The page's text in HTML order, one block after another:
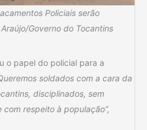
Policiais serão
Governo do Tocantins
o papel do policial para a
soldados com a cara da
disciplinados, sem
respeito à população”,